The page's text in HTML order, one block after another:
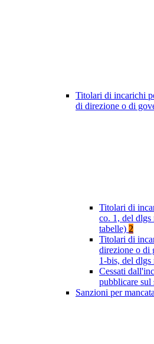
Titolari di incarichi
di direzione o di
Titolari di
co. 1, del dlgs
tabelle) 2
Titolari di
direzione o di
1-bis, del dlgs
Cessati
pubblicare sul
Sanzioni per